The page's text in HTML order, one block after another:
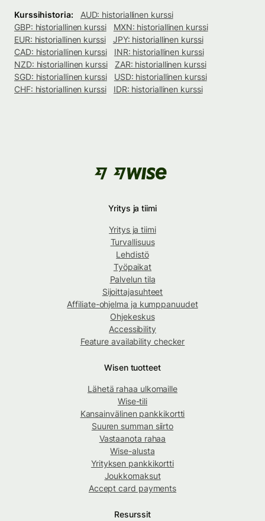
Kurssihistoria:
AUD: historiallinen kurssi
GBP: historiallinen kurssi
MXN: historiallinen kurssi
EUR: historiallinen kurssi
JPY: historiallinen kurssi
CAD: historiallinen kurssi
INR: historiallinen kurssi
NZD: historiallinen kurssi
ZAR: historiallinen kurssi
SGD: historiallinen kurssi
USD: historiallinen kurssi
CHF: historiallinen kurssi
IDR: historiallinen kurssi
Yritys ja tiimi
Yritys ja tiimi
Turvallisuus
Lehdistö
Työpaikat
Palvelun tila
Sijoittajasuhteet
Affiliate-ohjelma ja kumppanuudet
Ohjekeskus
Accessibility
Feature availability checker
Wisen tuotteet
Lähetä rahaa ulkomaille
Wise-tili
Kansainvälinen pankkikortti
Suuren summan siirto
Vastaanota rahaa
Wise-alusta
Yrityksen pankkikortti
Joukkomaksut
Accept card payments
Resurssit